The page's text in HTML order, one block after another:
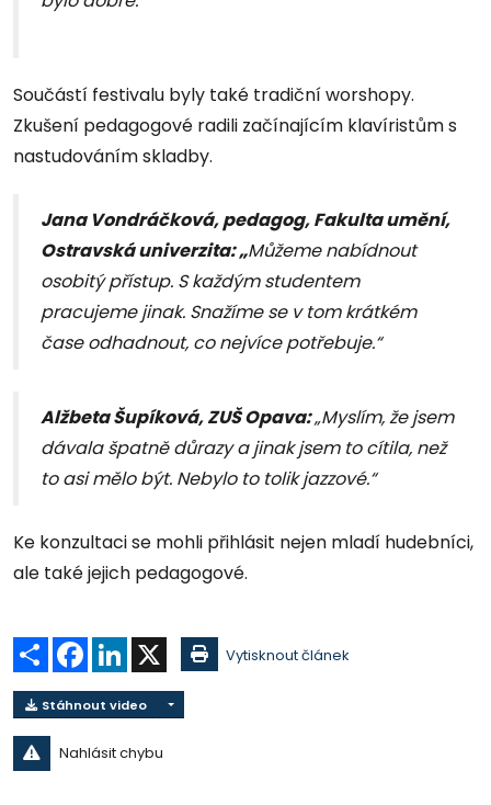
Součástí festivalu byly také tradiční worshopy.
Zkušení pedagogové radili začínajícím klavíristům s
nastudováním skladby.
Jana Vondráčková, pedagog, Fakulta umění,
Ostravská univerzita: „Můžeme nabídnout
osobitý přístup. S každým studentem
pracujeme jinak. Snažíme se v tom krátkém
čase odhadnout, co nejvíce potřebuje.“
Alžbeta Šupíková, ZUŠ Opava:„Myslím, že jsem
dávala špatně důrazy a jinak jsem to cítila, než
to asi mělo být. Nebylo to tolik jazzové.“
Ke konzultaci se mohli přihlásit nejen mladí hudebníci,
ale také jejich pedagogové.
Sdílet Facebook
LinkedIn Vytisknout článek
Stáhnout video
Nahlásit chybu